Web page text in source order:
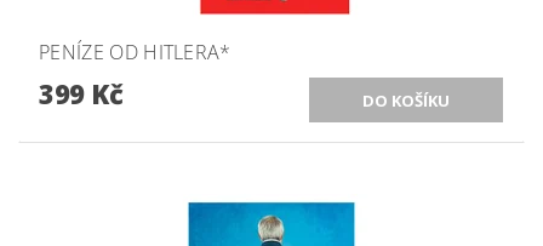
PENÍZE OD HITLERA*
399 Kč